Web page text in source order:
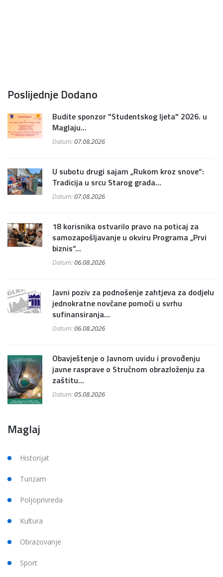
Poslijednje Dodano
Budite sponzor "Studentskog ljeta" 2026. u
Maglaju...
Datum:07.08.2026
U subotu drugi sajam „Rukom kroz snove“:
Tradicija u srcu Starog grada...
Datum:07.08.2026
18 korisnika ostvarilo pravo na poticaj za
samozapošljavanje u okviru Programa „Prvi
biznis“...
Datum:06.08.2026
Javni poziv za podnošenje zahtjeva za dodjelu
jednokratne novčane pomoći u svrhu
sufinansiranja...
Datum:06.08.2026
Obavještenje o Javnom uvidu i provođenju
javne rasprave o Stručnom obrazloženju za
zaštitu...
Datum:05.08.2026
Maglaj
Historijat
Turizam
Poljoprivreda
Kultura
Obrazovanje
Sport